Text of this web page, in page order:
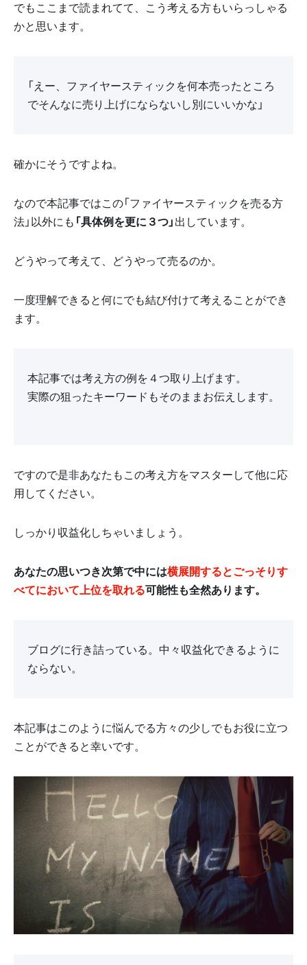
でもここまで読まれてて、こう考える方もいらっしゃる
かと思います。
「えー、ファイヤースティックを何本売ったところ
でそんなに売り上げにならないし別にいいかな」
確かにそうですよね。
なので本記事ではこの「ファイヤースティックを売る方
法」以外にも 「具体例を更に３つ」 出しています。
どうやって考えて、どうやって売るのか。
一度理解できると何にでも結び付けて考えることができ
ます。
本記事では考え方の例を４つ取り上げます。
実際の狙ったキーワードもそのままお伝えします。
ですので是非あなたもこの考え方をマスターして他に応
用してください。
しっかり収益化しちゃいましょう。
あなたの思いつき次第で中には横展開するとごっそりす
べてにおいて上位を取れる可能性も全然あります。
ブログに行き詰っている。中々収益化できるように
ならない。
本記事はこのように悩んでる方々の少しでもお役に立つ
ことができると幸いです。